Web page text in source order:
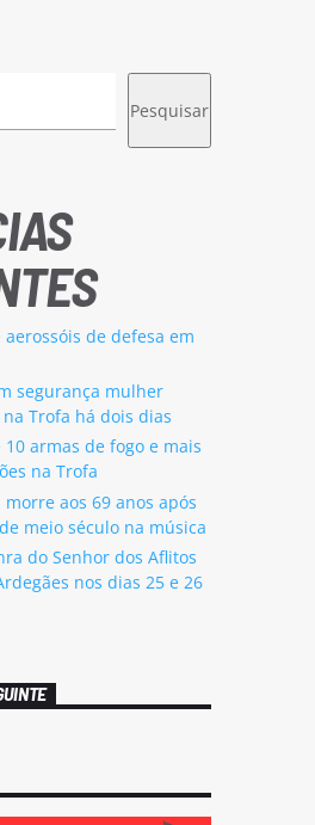
Pesquisar
aerossóis de defesa em
segurança mulher
Trofa há dois dias
armas de fogo e mais
na Trofa
morre aos 69 anos após
meio século na música
do Senhor dos Aflitos
nos dias 25 e 26